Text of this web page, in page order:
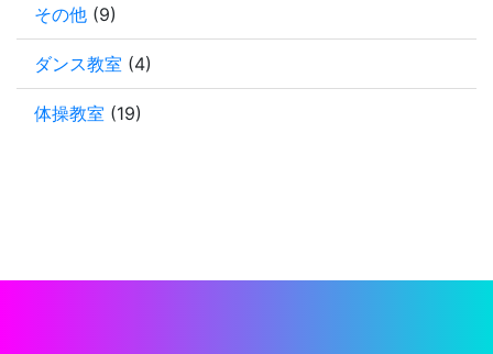
その他 (9)
ダンス教室 (4)
体操教室 (19)